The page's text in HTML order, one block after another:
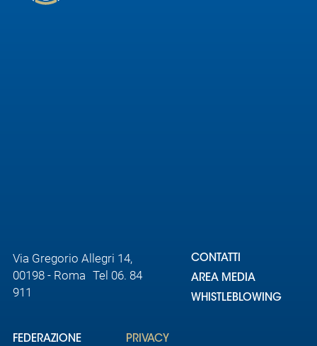
Whistleblowing
Via Gregorio Allegri 14,
00198 - Roma Tel 06. 84
911
CONTATTI
AREA MEDIA
WHISTLEBLOWING
FEDERAZIONE
PRIVACY